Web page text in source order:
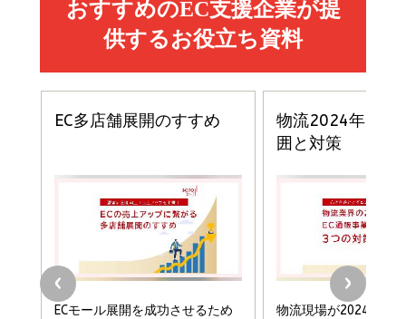
小さな会社は戦略が9割
ドリルを売るには穴を売れ
Brand Shift(ブランド・シフト): 「信頼」で選ばれ
る時代の成長戦略
￥2,420
マーケティングの真実 P&G・グリコで学んだ失敗
と成長の法則
￥2,200
anan(アンアン)2026/06/24号 No.2500増刊
スペシャルエディション[王道エンタメの矜持／
￥1,100
anan(アンアン)2026/07/08号 No.2502[2026
年後半、あなたの恋と運命／山田涼介]
￥880
ママ投資家が育休中に１億貯めた株式投資
￥1,870
組織の成果を最大化する ルールのデザイン
￥1,980
イシューからはじめよ［改訂版］――知的生産の「シンプ
ルな本質」
￥2,200
経営メモ 16年の起業家人生で得た知見
影響力の武器［新版］：人を動かす七つの原理
￥3,190
フィードバック経営 「沈黙の組織」から「高め合う
組織」へ